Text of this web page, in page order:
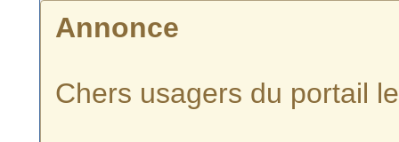
Annonce
Chers usagers du portail